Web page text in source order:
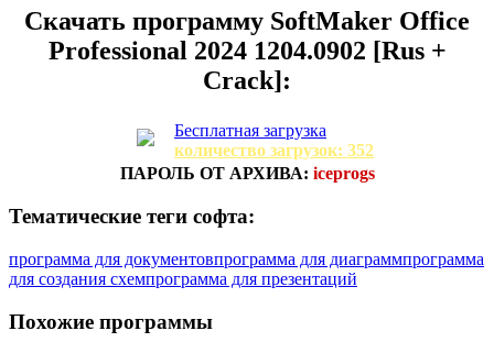
Скачать программу SoftMaker Office
Professional 2024 1204.0902 [Rus +
Crack]:
Бесплатная загрузка
количество загрузок: 352
ПАРОЛЬ ОТ АРХИВА: iceprogs
Тематические теги софта:
программа для документовпрограмма для диаграммпрограмма
для создания схемпрограмма для презентаций
Похожие программы